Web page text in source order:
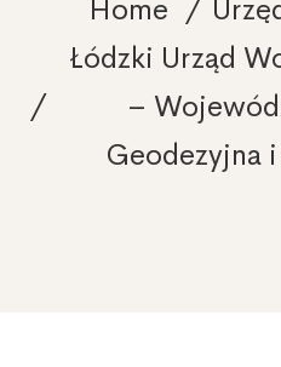
Home
Łódzki Urząd
–
Geodezyjna